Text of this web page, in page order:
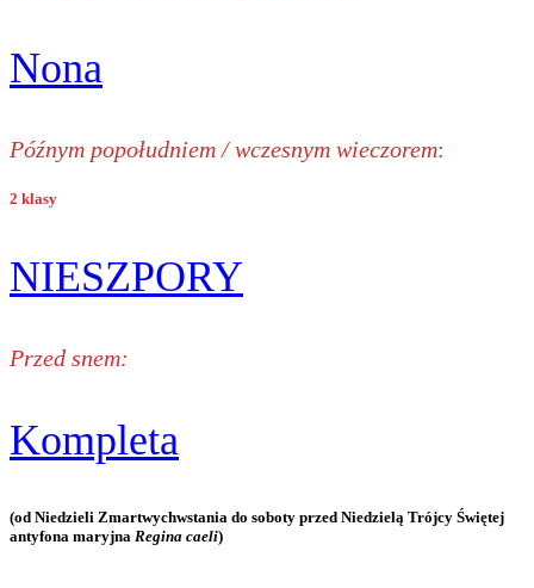
Nona
Późnym popołudniem / wczesnym wieczorem:
2 klasy
NIESZPORY
Przed snem:
Kompleta
(od Niedzieli Zmartwychwstania do soboty przed Niedzielą Trójcy Świętej
antyfona maryjna Regina caeli)